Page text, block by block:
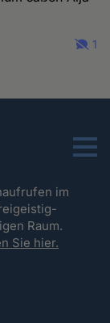
1
Menu
im
Raum.
Sie hier.